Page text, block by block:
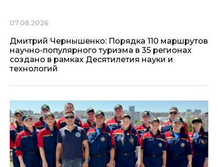
07.08.2026
Дмитрий Чернышенко: Порядка 110 маршрутов
научно-популярного туризма в 35 регионах
создано в рамках Десятилетия науки и
технологий